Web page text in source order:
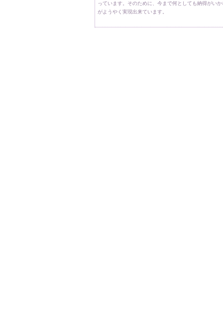
っています。そのために、今まで何としても納得がい
がようやく実現出来ています。